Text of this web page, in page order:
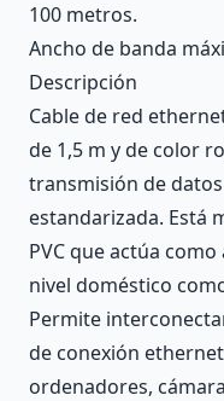
100 metros.
Ancho de banda
Descripción
Cable de red
de 1,5 m y de color
transmisión de
estandarizada. Está
PVC que actúa
nivel doméstico
Permite
de conexión
ordenadores,